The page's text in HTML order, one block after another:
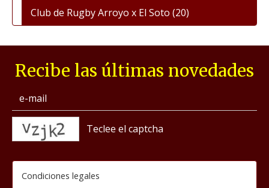
Club de Rugby Arroyo x El Soto (20)
Recibe las últimas novedades
Condiciones legales